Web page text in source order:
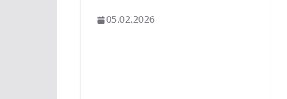
05.02.2026